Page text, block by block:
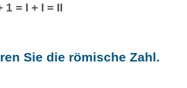
1 = I + I = II
Sie die römische Zahl.